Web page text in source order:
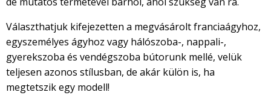
Választhatjuk kifejezetten a megvásárolt franciaágyhoz,
egyszemélyes ágyhoz vagy hálószoba-, nappali-,
gyerekszoba és vendégszoba bútorunk mellé, velük
teljesen azonos stílusban, de akár külön is, ha
megtetszik egy modell!